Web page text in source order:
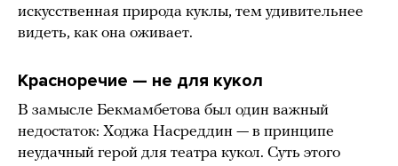
искусственная природа куклы, тем удивительнее
видеть, как она оживает.
Красноречие — не для кукол
В замысле Бекмамбетова был один важный
недостаток: Ходжа Насреддин — в принципе
неудачный герой для театра кукол. Суть этого